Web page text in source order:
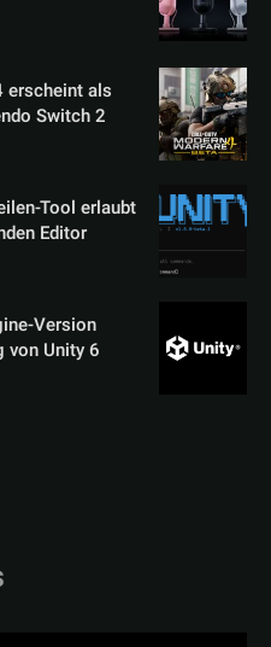
erscheint als
Switch 2
Tool erlaubt
Editor
Version
von Unity 6